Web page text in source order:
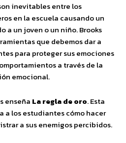
inevitables entre los
en la escuela causando un
a un joven o un niño. Brooks
que debemos dar a
para proteger sus emociones
a través de la
emocional.
enseña La regla de oro. Esta
a los estudiantes cómo hacer
a sus enemigos percibidos.